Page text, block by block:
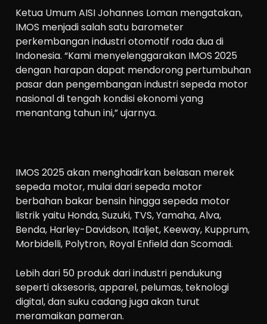
Ketua Umum AISI Johannes Loman mengatakan,
IMOS menjadi salah satu barometer
perkembangan industri otomotif roda dua di
Indonesia. “Kami menyelenggarakan IMOS 2025
dengan harapan dapat mendorong pertumbuhan
pasar dan pengembangan industri sepeda motor
nasional di tengah kondisi ekonomi yang
menantang tahun ini,” ujarnya.
IMOS 2025 akan menghadirkan belasan merek
sepeda motor, mulai dari sepeda motor
berbahan bakar bensin hingga sepeda motor
listrik yaitu Honda, Suzuki, TVS, Yamaha, Alva,
Benda, Harley-Davidson, Italjet, Keeway, Kupprum,
Morbidelli, Polytron, Royal Enfield dan Scomadi.
Lebih dari 50 produk dari industri pendukung
seperti aksesoris, apparel, pelumas, teknologi
digital, dan suku cadang juga akan turut
meramaikan pameran.